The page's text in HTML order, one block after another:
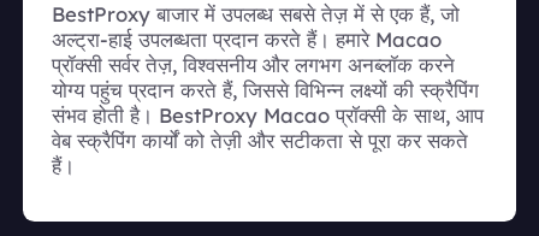
BestProxy बाजार में उपलब्ध सबसे तेज़ में से एक हैं, जो
अल्ट्रा-हाई उपलब्धता प्रदान करते हैं। हमारे Macao
प्रॉक्सी सर्वर तेज़, विश्वसनीय और लगभग अनब्लॉक करने
योग्य पहुंच प्रदान करते हैं, जिससे विभिन्न लक्ष्यों की स्क्रैपिंग
संभव होती है। BestProxy Macao प्रॉक्सी के साथ, आप
वेब स्क्रैपिंग कार्यों को तेज़ी और सटीकता से पूरा कर सकते
हैं।